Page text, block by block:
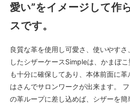
愛い”をイメージして作
スです。
良質な革を使用し可愛さ、使いやす
したシザーケースSimpleは、かまぼ
も十分に確保してあり、本体前面に
はさんでサロンワークが出来ます。
の革ループに差し込めば、シザーを